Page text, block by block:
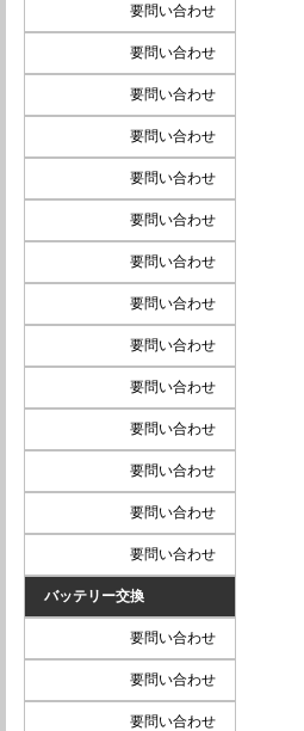
要問い合わせ
要問い合わせ
要問い合わせ
要問い合わせ
要問い合わせ
要問い合わせ
要問い合わせ
要問い合わせ
要問い合わせ
要問い合わせ
要問い合わせ
要問い合わせ
要問い合わせ
要問い合わせ
バッテリー交換
要問い合わせ
要問い合わせ
要問い合わせ